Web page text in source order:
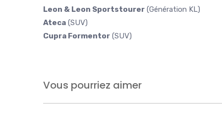
Leon & Leon Sportstourer (Génération KL)
Ateca (SUV)
Cupra Formentor (SUV)
Vous pourriez aimer